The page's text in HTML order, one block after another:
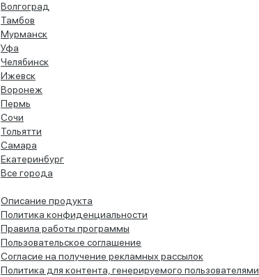
Волгоград
Тамбов
Мурманск
Уфа
Челябинск
Ижевск
Воронеж
Пермь
Сочи
Тольятти
Самара
Екатеринбург
Все города
Описание продукта
Политика конфиденциальности
Правила работы программы
Пользовательское соглашение
Согласие на получение рекламных рассылок
Политика для контента, генерируемого пользователями